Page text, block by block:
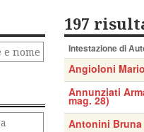
197
Intestazione di
Angioloni
Annunziati
mag. 28)
Antonini Bruna